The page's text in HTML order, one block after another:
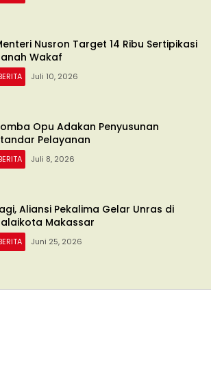
Nusron Target 14 Ribu Sertipikasi
Wakaf
Juli 10, 2026
Opu Adakan Penyusunan
Pelayanan
Juli 8, 2026
Aliansi Pekalima Gelar Unras di
Makassar
Juni 25, 2026